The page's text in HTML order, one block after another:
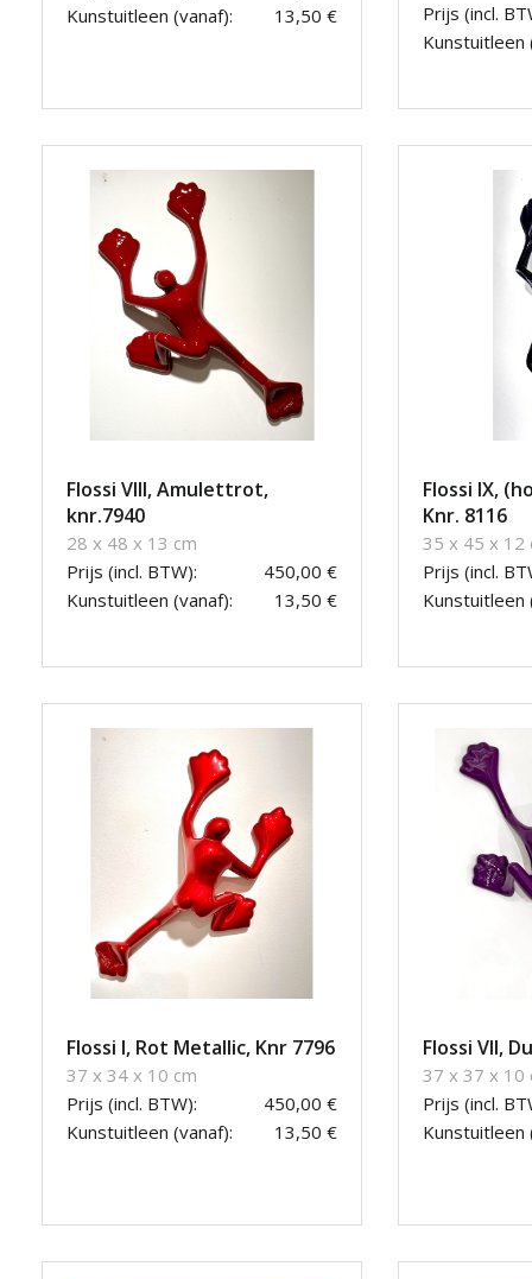
Kunstuitleen (vanaf):
13,50 €
Prijs (incl.
Kunstuitleen
Flossi VIII, Amulettrot,
knr.7940
28 x 48 x 13 cm
Prijs (incl. BTW):
450,00 €
Kunstuitleen (vanaf):
13,50 €
Flossi IX,
Knr. 8116
35 x 45 x 12
Prijs (incl.
Kunstuitleen
Flossi I, Rot Metallic, Knr 7796
37 x 34 x 10 cm
Prijs (incl. BTW):
450,00 €
Kunstuitleen (vanaf):
13,50 €
Flossi VII,
37 x 37 x 10
Prijs (incl.
Kunstuitleen